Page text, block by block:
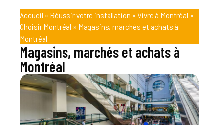
Accueil » Réussir votre installation » Vivre à Montréal »
Choisir Montréal » Magasins, marchés et achats à
Montréal
Magasins, marchés et achats à
Montréal